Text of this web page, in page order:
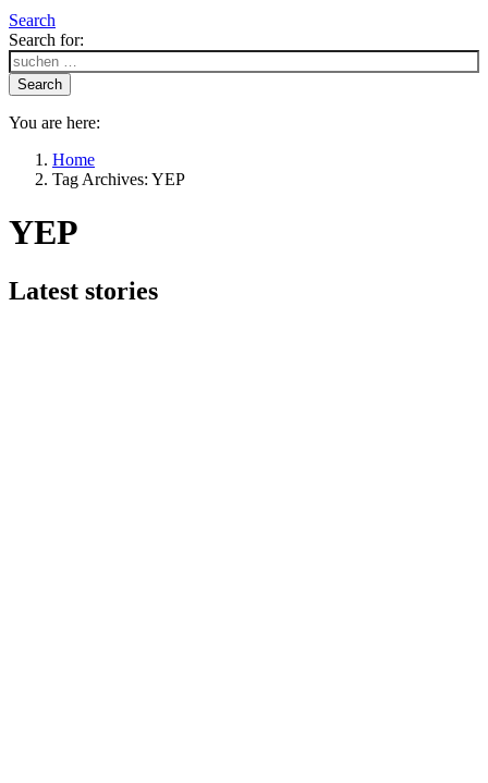
Search
Search for:
Search
You are here:
Home
Tag Archives: YEP
YEP
Latest stories